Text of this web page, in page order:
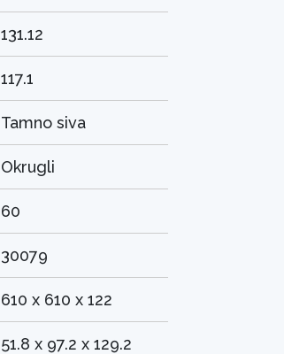
131.12
117.1
Tamno siva
Okrugli
60
30079
610 x 610 x 122
51.8 x 97.2 x 129.2